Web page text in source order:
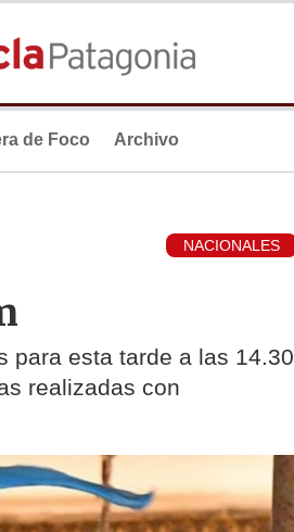
de Foco Archivo
NACIONALES
para esta tarde a las 14.30
realizadas con